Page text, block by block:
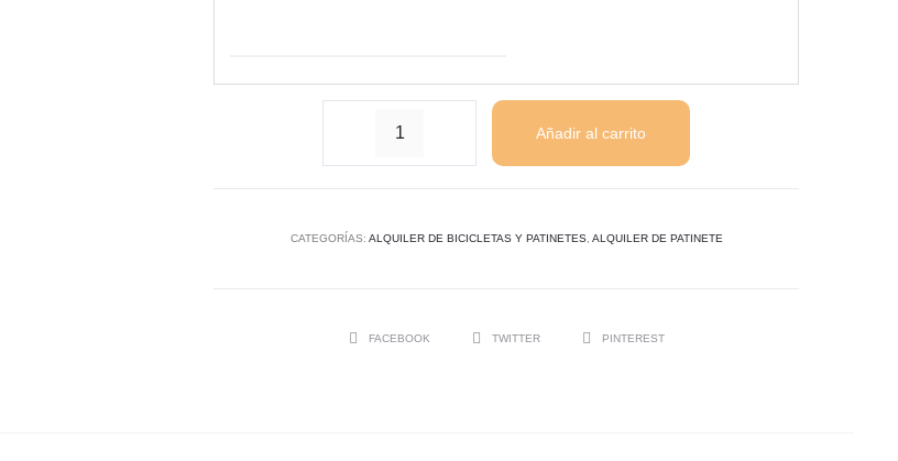
Alquiler
cantidad
Añadir al carrito
CATEGORÍAS: ALQUILER DE BICICLETAS Y PATINETES, ALQUILER DE PATINETE
SHAREFACEBOOK TWITTER PINTEREST